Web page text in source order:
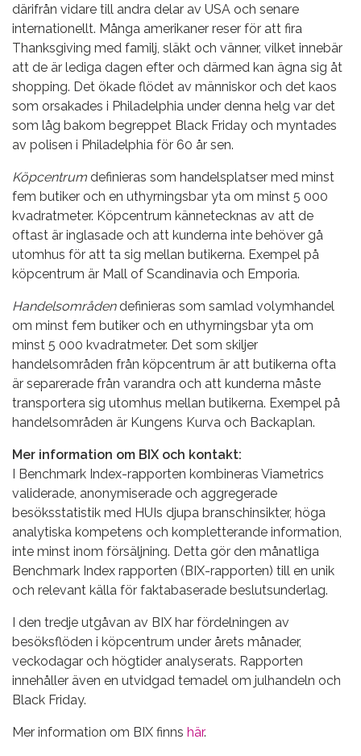
därifrån vidare till andra delar av USA och senare
internationellt. Många amerikaner reser för att fira
Thanksgiving med familj, släkt och vänner, vilket innebär
att de är lediga dagen efter och därmed kan ägna sig åt
shopping. Det ökade flödet av människor och det kaos
som orsakades i Philadelphia under denna helg var det
som låg bakom begreppet Black Friday och myntades
av polisen i Philadelphia för 60 år sen.
Köpcentrum definieras som handelsplatser med minst
fem butiker och en uthyrningsbar yta om minst 5 000
kvadratmeter. Köpcentrum kännetecknas av att de
oftast är inglasade och att kunderna inte behöver gå
utomhus för att ta sig mellan butikerna. Exempel på
köpcentrum är Mall of Scandinavia och Emporia.
Handelsområdendefinieras som samlad volymhandel
om minst fem butiker och en uthyrningsbar yta om
minst 5 000 kvadratmeter. Det som skiljer
handelsområden från köpcentrum är att butikerna ofta
är separerade från varandra och att kunderna måste
transportera sig utomhus mellan butikerna. Exempel på
handelsområden är Kungens Kurva och Backaplan.
Mer information om BIX och kontakt:
I Benchmark Index-rapporten kombineras Viametrics
validerade, anonymiserade och aggregerade
besöksstatistik med HUIs djupa branschinsikter, höga
analytiska kompetens och kompletterande information,
inte minst inom försäljning. Detta gör den månatliga
Benchmark Index rapporten (BIX-rapporten) till en unik
och relevant källa för faktabaserade beslutsunderlag.
I den tredje utgåvan av BIX har fördelningen av
besöksflöden i köpcentrum under årets månader,
veckodagar och högtider analyserats. Rapporten
innehåller även en utvidgad temadel om julhandeln och
Black Friday.
Mer information om BIX finns här.